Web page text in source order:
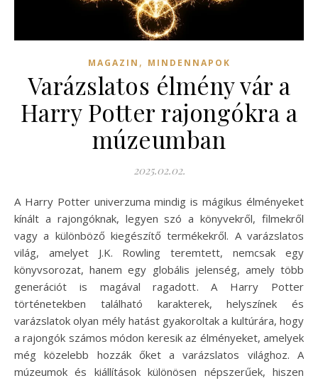
MAGAZIN , MINDENNAPOK
Varázslatos élmény vár a
Harry Potter rajongókra a
múzeumban
2025.02.02.
A Harry Potter univerzuma mindig is mágikus élményeket
kínált a rajongóknak, legyen szó a könyvekről, filmekről
vagy a különböző kiegészítő termékekről. A varázslatos
világ, amelyet J.K. Rowling teremtett, nemcsak egy
könyvsorozat, hanem egy globális jelenség, amely több
generációt is magával ragadott. A Harry Potter
történetekben található karakterek, helyszínek és
varázslatok olyan mély hatást gyakoroltak a kultúrára, hogy
a rajongók számos módon keresik az élményeket, amelyek
még közelebb hozzák őket a varázslatos világhoz. A
múzeumok és kiállítások különösen népszerűek, hiszen